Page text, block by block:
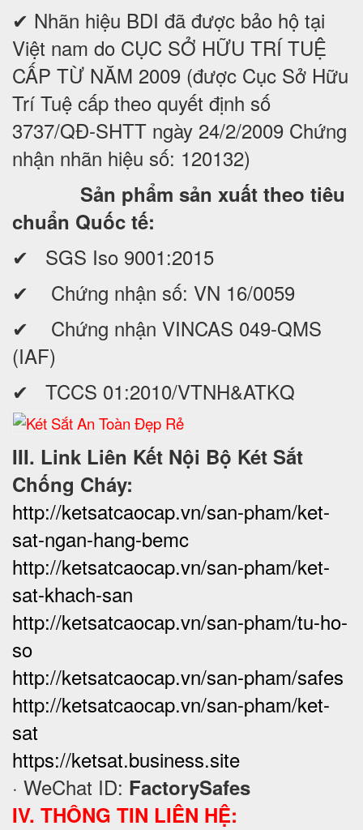
✔ Nhãn hiệu BDI đã được bảo hộ tại
Việt nam do CỤC SỞ HỮU TRÍ TUỆ
CẤP TỪ NĂM 2009 (được Cục Sở Hữu
Trí Tuệ cấp theo quyết định số
3737/QĐ-SHTT ngày 24/2/2009 Chứng
nhận nhãn hiệu số: 120132)
Sản phẩm sản xuất theo tiêu
chuẩn Quốc tế:
✔ SGS Iso 9001:2015
✔ Chứng nhận số: VN 16/0059
✔ Chứng nhận VINCAS 049-QMS
(IAF)
✔ TCCS 01:2010/VTNH&ATKQ
III. Link Liên Kết Nội Bộ Két Sắt
Chống Cháy:
http://ketsatcaocap.vn/san-pham/ket-
sat-ngan-hang-bemc
http://ketsatcaocap.vn/san-pham/ket-
sat-khach-san
http://ketsatcaocap.vn/san-pham/tu-ho-
so
http://ketsatcaocap.vn/san-pham/safes
http://ketsatcaocap.vn/san-pham/ket-
sat
https://ketsat.business.site
· WeChat ID: FactorySafes
IV. THÔNG TIN LIÊN HỆ: